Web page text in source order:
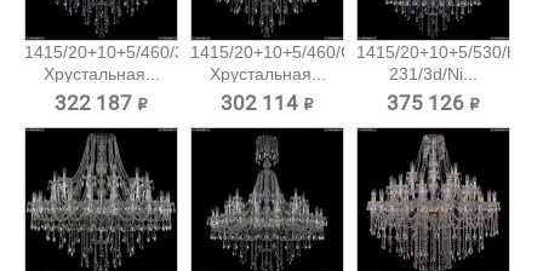
1415/20+10+5/460/3d/Ni
Хрустальная...
322 187 ₽
1415/20+10+5/460/G
Хрустальная...
302 114 ₽
1415/20+10+5/530/h-
231/3d/Ni...
375 126 ₽